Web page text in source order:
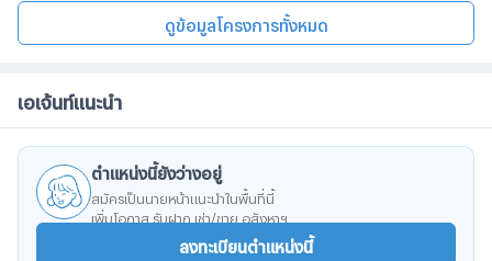
บันดาลใจที่เชื่อมต่อชีวิตด้วยความเป็นหนึ่งเดียวกับธรรมชาติ
ด้วยยูนิตขนาดใหญ่ที่ได้เห็นวิวผืนป่า เดอะ ฟอเรสเทียส์ ที่ยาว
สิทธิพิเศษที่เหนือกว่า จากการสร้างสรรค์อย่างใส่ใจในทุกองค์
ประกอบ เพื่อส่งมอบการใช้ชีวิตที่ดีอย่างยั่งยืนสามารถเชื่อมต่อ
ไปยังสถานที่สำคัญรถไฟฟ้าสายสีเหลือง (สถานีศรีเอี่ยม)Mega
Bangna IKEA, Central บางนาCentral Village
ดูข้อมูลโครงการทั้งหมด
เอเจ้นท์แนะนำ
ตำแหน่งนี้ยังว่างอยู่
สมัครเป็นนายหน้าแนะนำในพื้นที่นี้
เพิ่มโอกาส รับฝาก เช่า/ขาย อสังหาฯ
ลงทะเบียนตำแหน่งนี้